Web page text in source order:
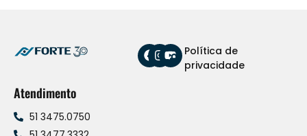
Política de
privacidade
Atendimento
51 3475.0750